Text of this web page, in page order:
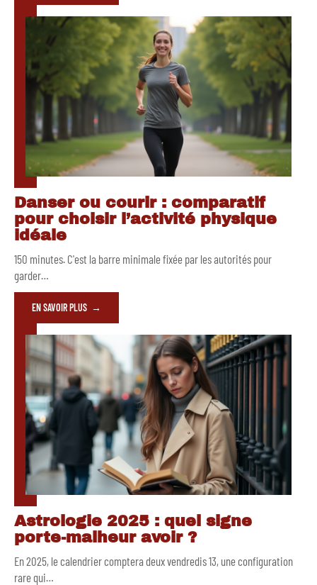
Danser ou courir : comparatif
pour choisir l’activité physique
idéale
150 minutes. C'est la barre minimale fixée par les autorités pour
garder…
EN SAVOIR PLUS
Astrologie 2025 : quel signe
porte-malheur avoir ?
En 2025, le calendrier comptera deux vendredis 13, une configuration
rare qui…